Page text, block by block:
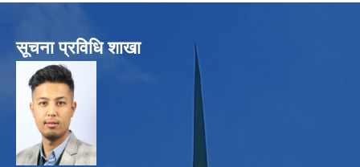
सूचना प्रविधि शाखा